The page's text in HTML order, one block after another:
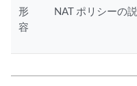
形
容
NAT ポリシーの